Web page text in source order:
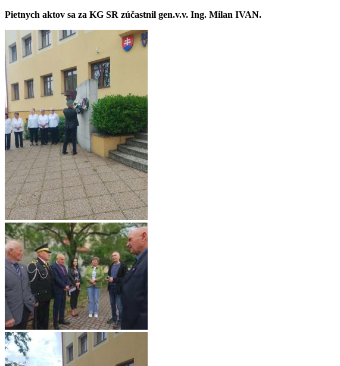
Pietnych aktov sa za KG SR zúčastnil gen.v.v. Ing. Milan IVAN.